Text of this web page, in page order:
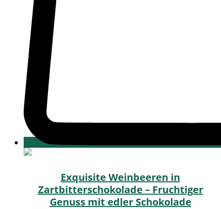
Exquisite Weinbeeren in
Zartbitterschokolade – Fruchtiger
Genuss mit edler Schokolade